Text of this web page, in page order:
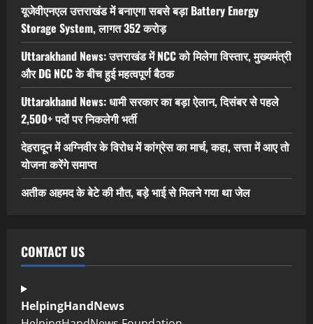
यूजेवीएनएल उत्तराखंड में बनाएगा सबसे बड़ा Battery Energy
Storage System, लागत 352 करोड़
Uttarakhand News: उत्तराखंड में NCC को मिलेगा विस्तार, मुख्यमंत्री
और DG NCC के बीच हुई महत्वपूर्ण बैठक
Uttarakhand News: धामी सरकार का बड़ा ऐलान, दिसंबर से पहले
2,500+ पदों पर निकलेगी भर्ती
देहरादून में अग्निवीर के विरोध में कांग्रेस का मार्च, कहा, सत्ता में आए तो
योजना करेंगे समाप्त
अतीक अहमद के बेटे की मौत, बड़े भाई से मिलने गया था जेल
CONTACT US
HelpingHandNews